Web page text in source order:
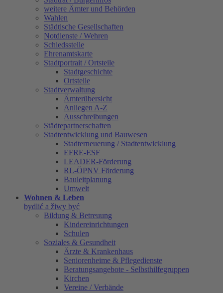
weitere Ämter und Behörden
Wahlen
Städtische Gesellschaften
Notdienste / Wehren
Schiedsstelle
Ehrenamtskarte
Stadtportrait / Ortsteile
Stadtgeschichte
Ortsteile
Stadtverwaltung
Ämterübersicht
Anliegen A-Z
Ausschreibungen
Städtepartnerschaften
Stadtentwicklung und Bauwesen
Stadterneuerung / Stadtentwicklung
EFRE-ESF
LEADER-Förderung
RL-ÖPNV Förderung
Bauleitplanung
Umwelt
Wohnen & Leben
bydlić a žiwy być
Bildung & Betreuung
Kindereinrichtungen
Schulen
Soziales & Gesundheit
Ärzte & Krankenhaus
Seniorenheime & Pflegedienste
Beratungsangebote - Selbsthilfegruppen
Kirchen
Vereine / Verbände